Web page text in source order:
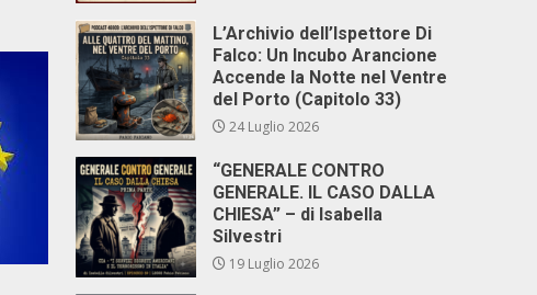
L’Archivio dell’Ispettore Di
Falco: Un Incubo Arancione
Accende la Notte nel Ventre
del Porto (Capitolo 33)
24 Luglio 2026
“GENERALE CONTRO
GENERALE. IL CASO DALLA
CHIESA” – di Isabella
Silvestri
19 Luglio 2026